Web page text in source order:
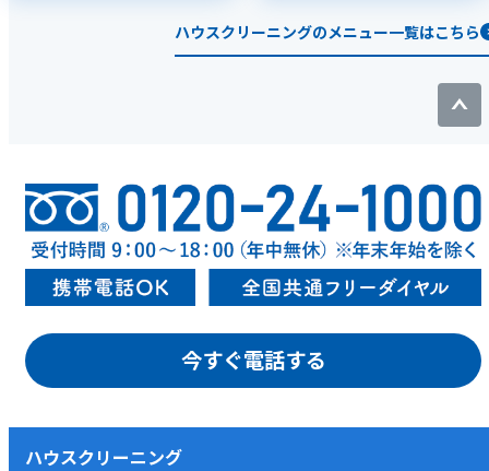
ハウスクリーニングのメニュー一覧はこちら
今すぐ電話する
ハウスクリーニング